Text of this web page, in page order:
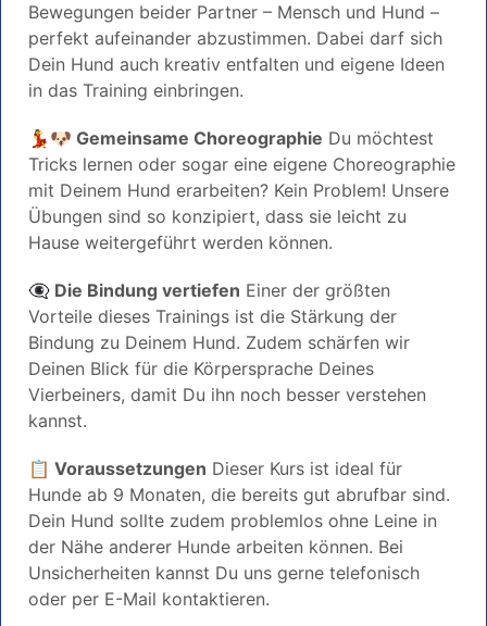
Bewegungen beider Partner – Mensch und Hund –
perfekt aufeinander abzustimmen. Dabei darf sich
Dein Hund auch kreativ entfalten und eigene Ideen
in das Training einbringen.
💃🐶 Gemeinsame Choreographie Du möchtest
Tricks lernen oder sogar eine eigene Choreographie
mit Deinem Hund erarbeiten? Kein Problem! Unsere
Übungen sind so konzipiert, dass sie leicht zu
Hause weitergeführt werden können.
👁️‍🗨️ Die Bindung vertiefen Einer der größten
Vorteile dieses Trainings ist die Stärkung der
Bindung zu Deinem Hund. Zudem schärfen wir
Deinen Blick für die Körpersprache Deines
Vierbeiners, damit Du ihn noch besser verstehen
kannst.
📋 Voraussetzungen Dieser Kurs ist ideal für
Hunde ab 9 Monaten, die bereits gut abrufbar sind.
Dein Hund sollte zudem problemlos ohne Leine in
der Nähe anderer Hunde arbeiten können. Bei
Unsicherheiten kannst Du uns gerne telefonisch
oder per E-Mail kontaktieren.